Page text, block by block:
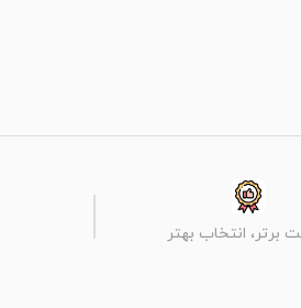
برتر، انتخاب بهتر